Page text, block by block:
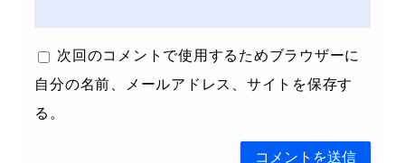
次回のコメントで使用するためブラウザーに
自分の名前、メールアドレス、サイトを保存す
る。